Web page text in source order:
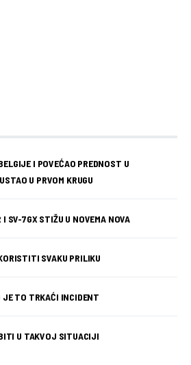
I POVEĆAO PREDNOST U
U PRVOM KRUGU
SV-7GX STIŽU U NOVEMA NOVA
SVAKU PRILIKU
JE TO TRKAĆI INCIDENT
U TAKVOJ SITUACIJI